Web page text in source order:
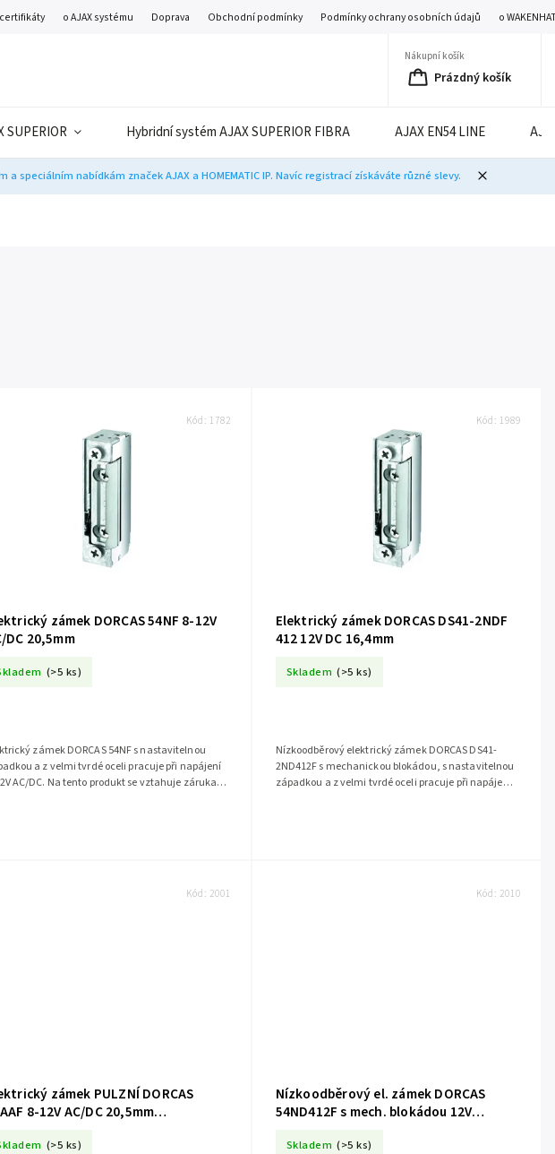
o AJAX systému Doprava Obchodní podmínky Podmínky ochrany osobních údajů o
Nákupní košík
Prázdný košík
Hybridní systém AJAX SUPERIOR FIBRA AJAX EN54 LINE
nabídkám značek AJAX a HOMEMATIC IP. Navíc registrací získáváte různé slevy.
zámek DORCAS 54NF 8-12V
DC 20,5mm
(>5 ks)
zámek DORCAS 54NF s nastavitelnou
a z velmi tvrdé oceli pracuje při napájení
AC/DC. Na tento produkt se vztahuje záruka 5
Kód: 1782
Elektrický zámek DORCAS DS41-2NDF
412 12V DC 16,4mm
Skladem (>5 ks)
Nízkoodběrový elektrický zámek DORCAS DS41-
2ND412F s mechanickou blokádou, s nastavitelnou
západkou a z velmi tvrdé oceli pracuje při napájení
Kód: 1989
zámek PULZNÍ DORCAS
8-12V AC/DC 20,5mm
(>5 ks)
Kód: 2001
Nízkoodběrový el. zámek DORCAS
54ND412F s mech. blokádou 12V
Skladem (>5 ks)
Kód: 2010